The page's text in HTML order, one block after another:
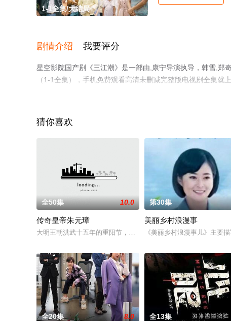
1-1全集/大结局
剧情介绍 我要评分
星空影院国产剧《三江潮》是一部由,康宁导演执导，韩雪,郑
（1-1全集），手机免费观看高清未删减完整版电视剧全集
猜你喜欢
全50集 10.0
传奇皇帝朱元璋
大明王朝洪武十五年的重阳节，朱元璋携妻率队重游皇觉寺，当
第30集
美丽乡村浪漫事
《美丽乡村浪漫事儿》主要
全20集 8.0 全13集